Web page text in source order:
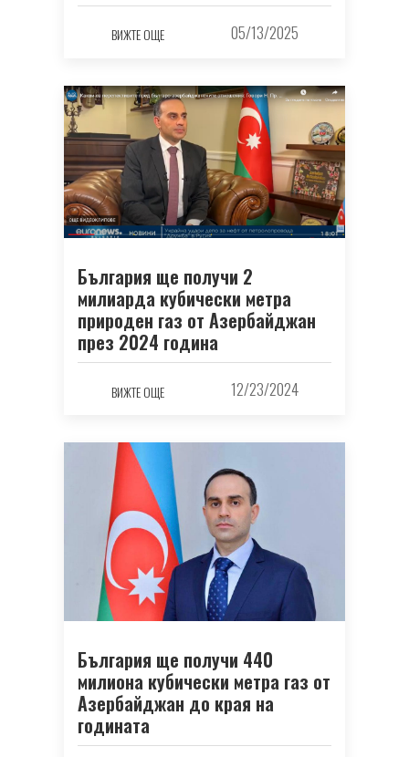
ВИЖТЕ ОЩЕ 05/13/2025
България ще получи 2
милиарда кубически метра
природен газ от Азербайджан
през 2024 година
ВИЖТЕ ОЩЕ 12/23/2024
България ще получи 440
милиона кубически метра газ от
Азербайджан до края на
годината